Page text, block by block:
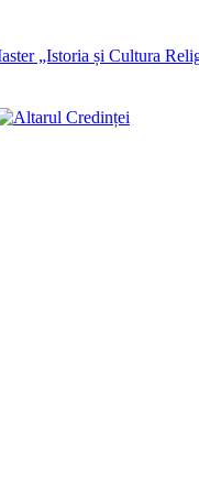
„Istoria și Cultura